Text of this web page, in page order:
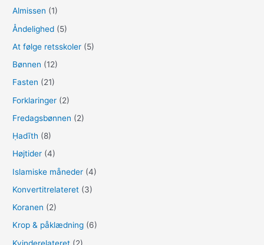
e
r
:
Almissen (1)
Åndelighed (5)
At følge retsskoler (5)
Bønnen (12)
Fasten (21)
Forklaringer (2)
Fredagsbønnen (2)
Ḥadīth (8)
Højtider (4)
Islamiske måneder (4)
Konvertitrelateret (3)
Koranen (2)
Krop & påklædning (6)
Kvinderelateret (2)